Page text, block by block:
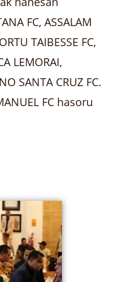
FC, ASSALAM
TAIBESSE FC,
LEMORAI,
SANTA CRUZ FC.
FC hasoru